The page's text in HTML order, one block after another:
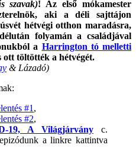
szavak)! Az első mókamester
aki a déli sajttájon
hétvégi otthon maradásra,
folyamán a családjával
a Harrington tó melletti
ott töltötték a hétvégét.
& Lázadó)
#1 ,
#2,
19, A Világjárvány c.
a linkre kattintva